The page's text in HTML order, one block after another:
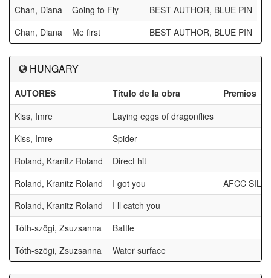
Chan, Diana
Going to Fly
BEST AUTHOR, BLUE PIN
Chan, Diana
Me first BEST AUTHOR, BLUE PIN
HUNGARY
AUTORES Título de la obra
Premios
Kiss, Imre
Laying eggs of dragonflies
Kiss, Imre
Spider
Roland, Kranitz Roland
Direct hit
Roland, Kranitz Roland
I got you
AFCC
Roland, Kranitz Roland
I ll catch you
Tóth-szögi, Zsuzsanna
Battle
Tóth-szögi, Zsuzsanna
Water surface